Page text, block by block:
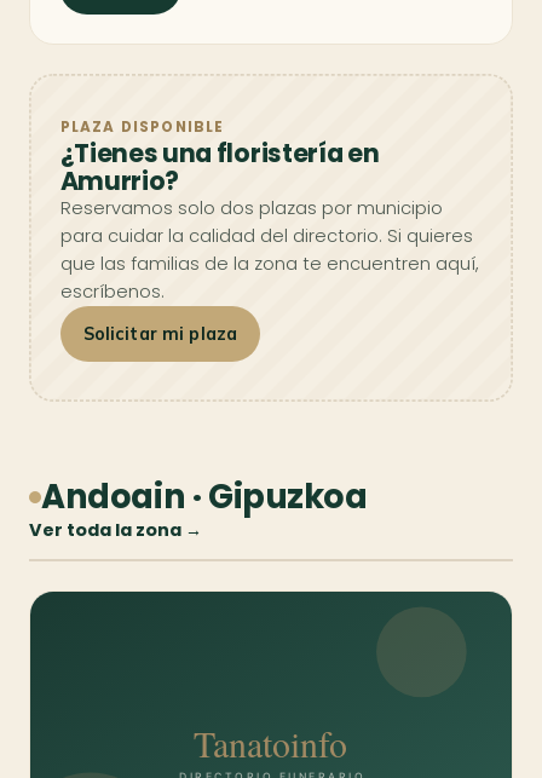
PLAZA DISPONIBLE
¿Tienes una floristería en
Amurrio?
Reservamos solo dos plazas por municipio
para cuidar la calidad del directorio. Si quieres
que las familias de la zona te encuentren aquí,
escríbenos.
Solicitar mi plaza
Andoain · Gipuzkoa
Ver toda la zona →